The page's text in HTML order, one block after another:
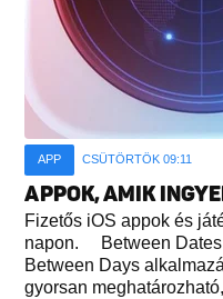
APP CSÜTÖRTÖK 09:11
APPOK, AMIK
Fizetős iOS appok és
napon. Between Dates
Between Days
gyorsan